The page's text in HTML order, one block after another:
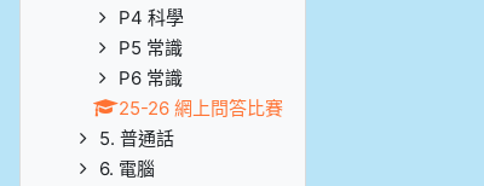
P4 科學
P5 常識
P6 常識
25-26 網上問答比賽
5. 普通話
6. 電腦